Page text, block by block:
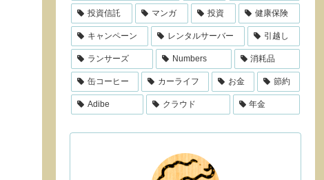
投資信託 マンガ 投資 健康保険
キャンペーン レンタルサーバー 引越し
ランサーズ Numbers 消耗品
缶コーヒー カーライフ お金 節約
Adibe クラウド 年金